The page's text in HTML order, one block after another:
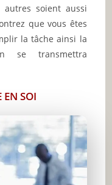
soient aussi
que vous êtes
la tâche ainsi la
se transmettra
EN SOI